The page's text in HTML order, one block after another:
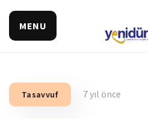
MENU
Tasavvuf 7 yıl önce